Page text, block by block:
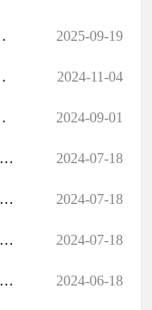
民接种到家门 2025-09-19
公示名单 2024-11-04
公示名单 2024-09-01
常青街道2024年6月份临时救助公示名单 2024-07-18
常青街道2024年7月份低保人员公示名单 2024-07-18
常青街道2024年7月份特困人员公示名单 2024-07-18
常青街道2024年5月份临时救助公示名单 2024-06-18